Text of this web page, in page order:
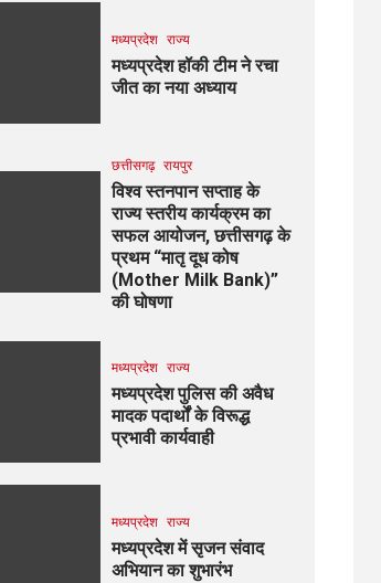
मध्यप्रदेश राज्य
मध्यप्रदेश हॉकी टीम ने रचा
जीत का नया अध्याय
छत्तीसगढ़ रायपुर
विश्व स्तनपान सप्ताह के
राज्य स्तरीय कार्यक्रम का
सफल आयोजन, छत्तीसगढ़ के
प्रथम “मातृ दूध कोष
(Mother Milk Bank)”
की घोषणा
मध्यप्रदेश राज्य
मध्यप्रदेश पुलिस की अवैध
मादक पदार्थों के विरूद्ध
प्रभावी कार्यवाही
मध्यप्रदेश राज्य
मध्यप्रदेश में सृजन संवाद
अभियान का शुभारंभ